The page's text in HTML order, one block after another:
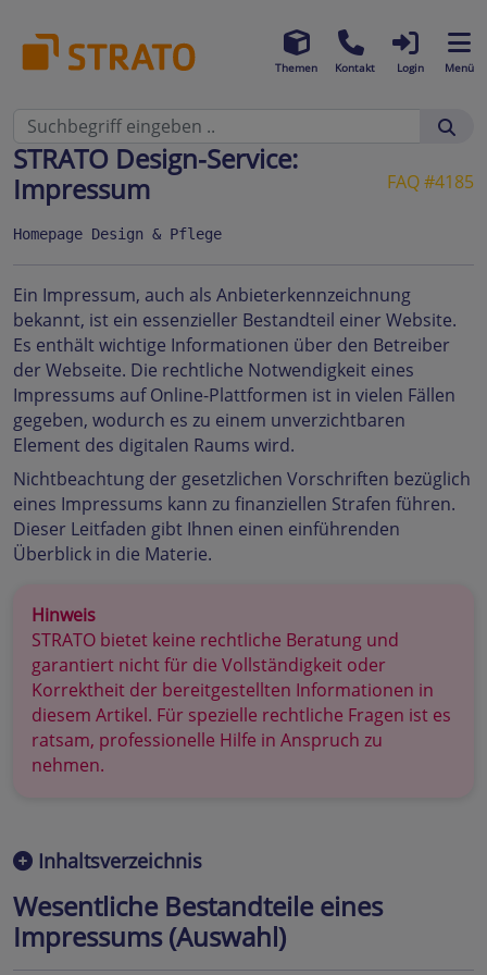
Themen Kontakt Login Menü
FAQ #4185
STRATO Design-Service:
Impressum
Homepage Design & Pflege
Ein Impressum, auch als Anbieterkennzeichnung
bekannt, ist ein essenzieller Bestandteil einer Website.
Es enthält wichtige Informationen über den Betreiber
der Webseite. Die rechtliche Notwendigkeit eines
Impressums auf Online-Plattformen ist in vielen Fällen
gegeben, wodurch es zu einem unverzichtbaren
Element des digitalen Raums wird.
Nichtbeachtung der gesetzlichen Vorschriften bezüglich
eines Impressums kann zu finanziellen Strafen führen.
Dieser Leitfaden gibt Ihnen einen einführenden
Überblick in die Materie.
Hinweis
STRATO bietet keine rechtliche Beratung und
garantiert nicht für die Vollständigkeit oder
Korrektheit der bereitgestellten Informationen in
diesem Artikel. Für spezielle rechtliche Fragen ist es
ratsam, professionelle Hilfe in Anspruch zu
nehmen.
Inhaltsverzeichnis
Wesentliche Bestandteile eines
Impressums (Auswahl)